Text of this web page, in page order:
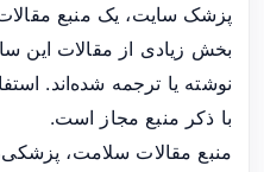
پزشک سایت، یک منبع
بخش زیادی از مقالات این
نوشته یا ترجمه شده‌اند.
با ذکر منبع مجاز است.
منبع مقالات سلامت،